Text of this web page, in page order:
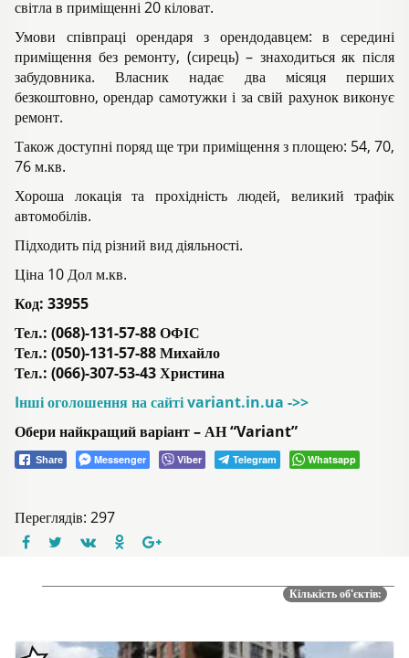
світла в приміщенні 20 кіловат.
Умови співпраці орендаря з орендодавцем: в середині
приміщення без ремонту, (сирець) – знаходиться як після
забудовника. Власник надає два місяця перших
безкоштовно, орендар самотужки і за свій рахунок виконує
ремонт.
Також доступні поряд ще три приміщення з площею: 54, 70,
76 м.кв.
Хороша локація та прохідність людей, великий трафік
автомобілів.
Підходить під різний вид діяльності.
Ціна 10 Дол м.кв.
Код: 33955
Тел.: (068)-131-57-88 ОФІС
Тел.: (050)-131-57-88 Михайло
Тел.: (066)-307-53-43 Христина
Iнші оголошення на сайті variant.in.ua ->>
Обери найкращий варіант – АН “Variant”
Share Messenger Viber Telegram Whatsapp
Переглядів: 297
Кількість об'єктів: